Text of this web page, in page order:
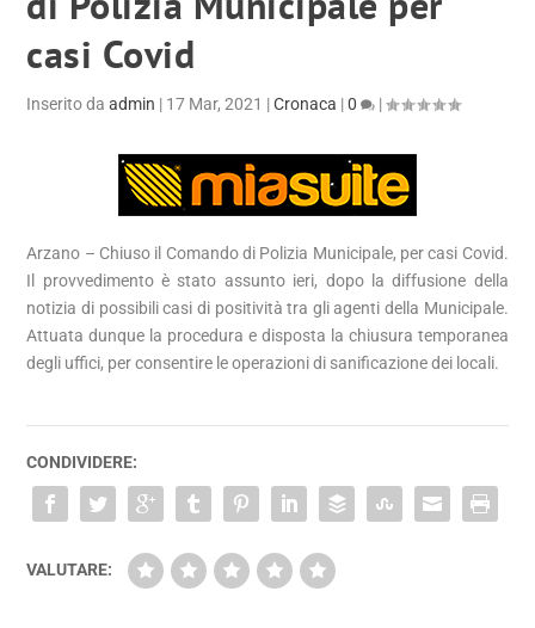
casi Covid
Inserito daadmin | 17 Mar, 2021 |Cronaca |0 |
Arzano – Chiuso il Comando di Polizia Municipale, per casi Covid.
Il provvedimento è stato assunto ieri, dopo la diffusione della
notizia di possibili casi di positività tra gli agenti della Municipale.
Attuata dunque la procedura e disposta la chiusura temporanea
degli uffici, per consentire le operazioni di sanificazione dei locali.
CONDIVIDERE:
VALUTARE: